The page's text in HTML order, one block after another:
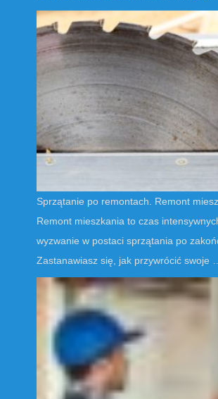
Sprzątanie po remontach. Remont
Remont mieszkania to czas
wyzwanie w postaci sprzątania po
Zastanawiasz się, jak przywrócić swoje